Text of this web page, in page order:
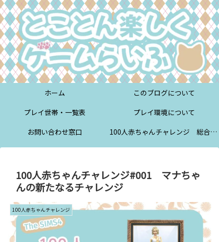
ホーム
このブログについて
プレイ世帯・一覧表
プレイ環境について
お問い合わせ窓口
100人赤ちゃんチャレンジ 総合案内
100人赤ちゃんチャレンジ#001 マナちゃ
んの新たなるチャレンジ
100人赤ちゃんチャレンジ